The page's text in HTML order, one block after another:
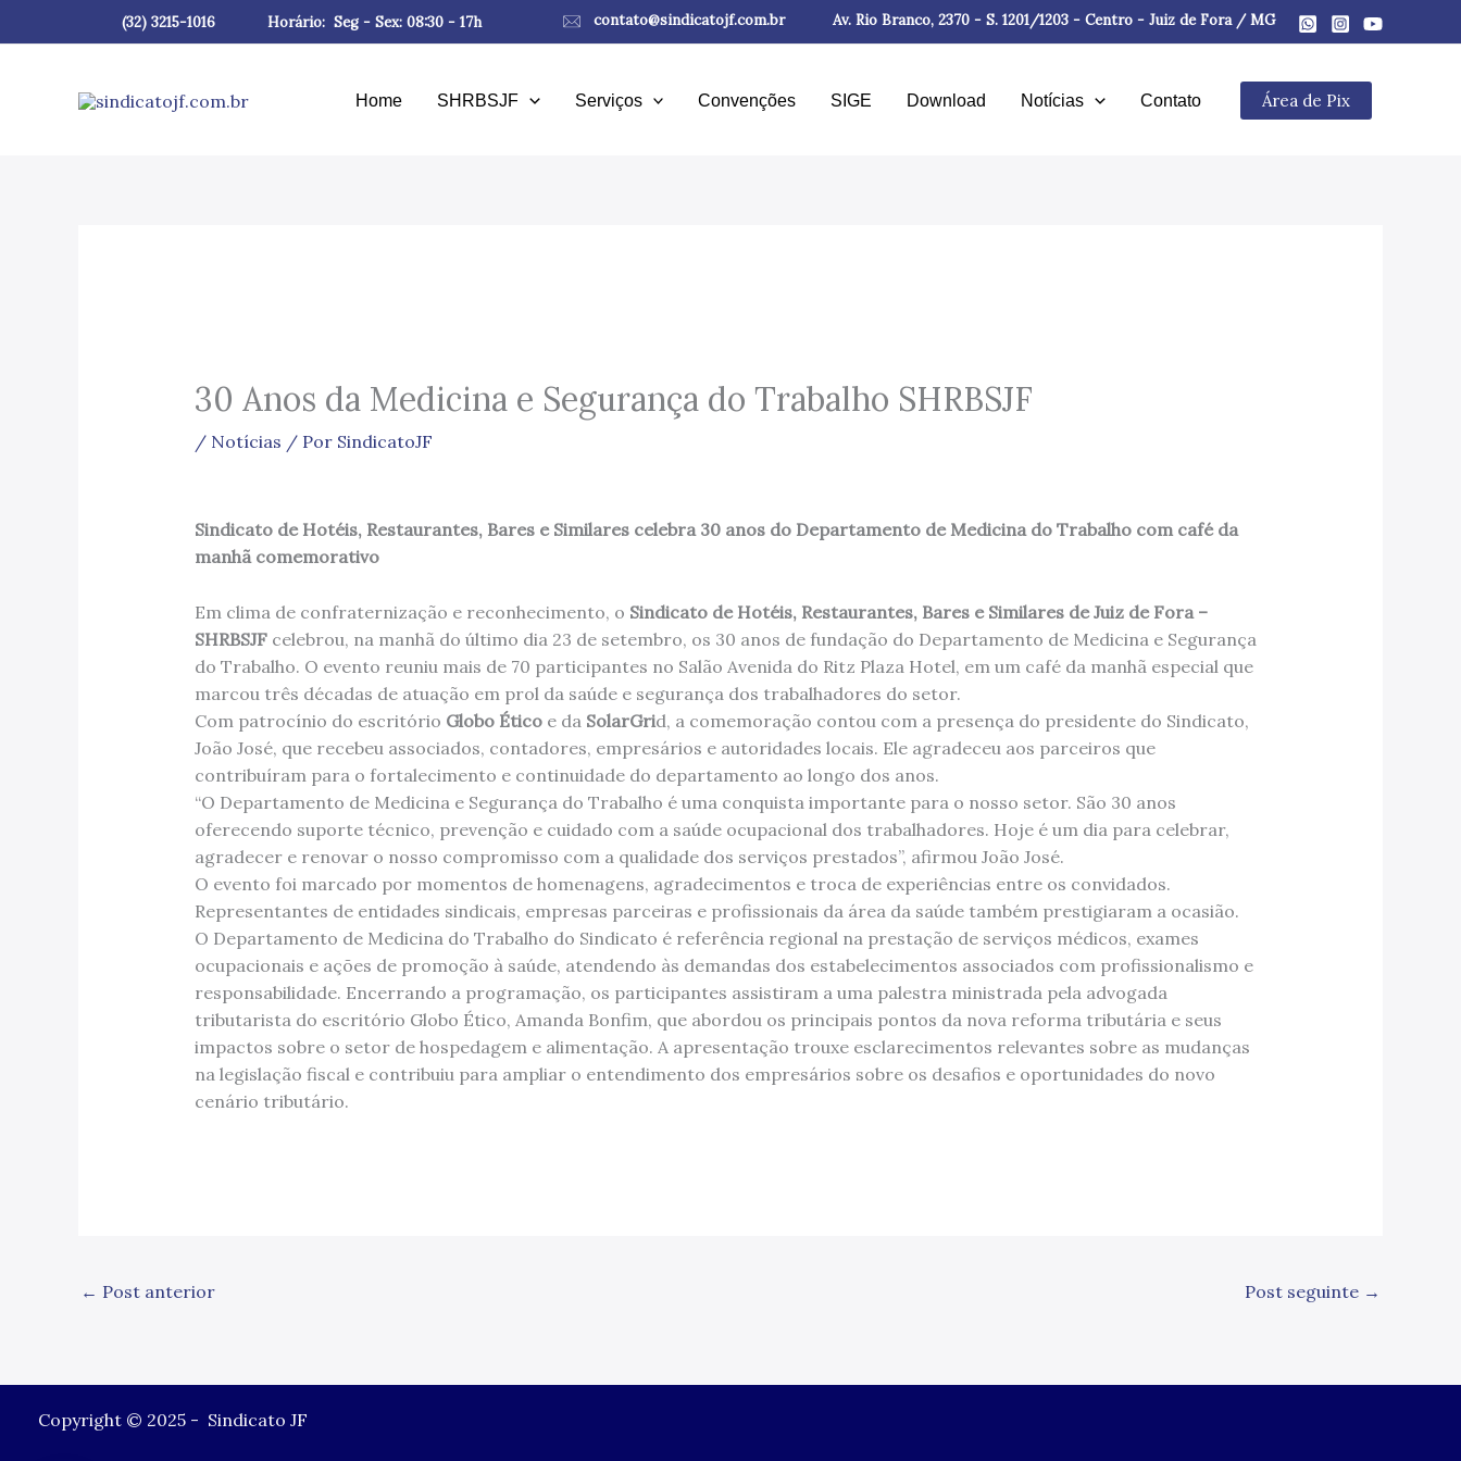
para
conteúdo
(32) 3215-1016 Horário: Seg - Sex: 08:30 - 17h contato@sindicatojf.com.br Av. Rio Branco, 2370 - S. 1201/1203 - Centro - Juiz de Fora / MG
Home SHRBSJF Serviços Convenções SIGE Download Notícias Contato Área de Pix
30 Anos da Medicina e Segurança do Trabalho SHRBSJF
/ Notícias / Por SindicatoJF
Sindicato de Hotéis, Restaurantes, Bares e Similares celebra 30 anos do Departamento de Medicina do Trabalho com café da
manhã comemorativo
Em clima de confraternização e reconhecimento, o Sindicato de Hotéis, Restaurantes, Bares e Similares de Juiz de Fora –
SHRBSJFcelebrou, na manhã do último dia 23 de setembro, os 30 anos de fundação do Departamento de Medicina e Segurança
do Trabalho. O evento reuniu mais de 70 participantes no Salão Avenida do Ritz Plaza Hotel, em um café da manhã especial que
marcou três décadas de atuação em prol da saúde e segurança dos trabalhadores do setor.
Com patrocínio do escritório Globo Ético e da SolarGrid, a comemoração contou com a presença do presidente do Sindicato,
João José, que recebeu associados, contadores, empresários e autoridades locais. Ele agradeceu aos parceiros que
contribuíram para o fortalecimento e continuidade do departamento ao longo dos anos.
“O Departamento de Medicina e Segurança do Trabalho é uma conquista importante para o nosso setor. São 30 anos
oferecendo suporte técnico, prevenção e cuidado com a saúde ocupacional dos trabalhadores. Hoje é um dia para celebrar,
agradecer e renovar o nosso compromisso com a qualidade dos serviços prestados”, afirmou João José.
O evento foi marcado por momentos de homenagens, agradecimentos e troca de experiências entre os convidados.
Representantes de entidades sindicais, empresas parceiras e profissionais da área da saúde também prestigiaram a ocasião.
O Departamento de Medicina do Trabalho do Sindicato é referência regional na prestação de serviços médicos, exames
ocupacionais e ações de promoção à saúde, atendendo às demandas dos estabelecimentos associados com profissionalismo e
responsabilidade. Encerrando a programação, os participantes assistiram a uma palestra ministrada pela advogada
tributarista do escritório Globo Ético, Amanda Bonfim, que abordou os principais pontos da nova reforma tributária e seus
impactos sobre o setor de hospedagem e alimentação. A apresentação trouxe esclarecimentos relevantes sobre as mudanças
na legislação fiscal e contribuiu para ampliar o entendimento dos empresários sobre os desafios e oportunidades do novo
cenário tributário.
← Post anterior Post seguinte →
Copyright © 2025 - Sindicato JF